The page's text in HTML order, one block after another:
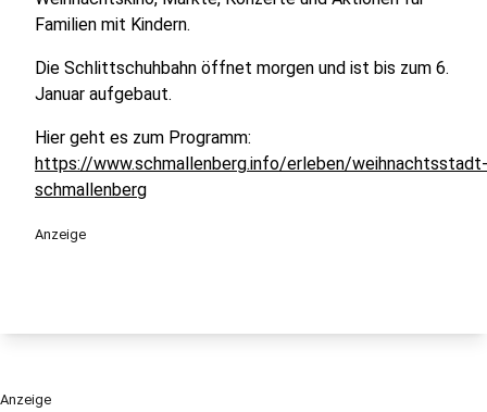
Familien mit Kindern.
Die Schlittschuhbahn öffnet morgen und ist bis zum 6.
Januar aufgebaut.
Hier geht es zum Programm:
https://www.schmallenberg.info/erleben/weihnachtsstadt-
schmallenberg
Anzeige
Anzeige